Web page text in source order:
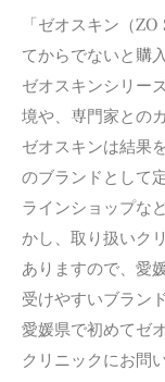
「ゼオスキン（
てからでないと購
ゼオスキンシリー
境や、専門家との
ゼオスキンは結果
のブランドとして
ラインショップな
かし、取り扱いク
ありますので、愛
受けやすいブラン
愛媛県で初めてゼ
クリニックにお問